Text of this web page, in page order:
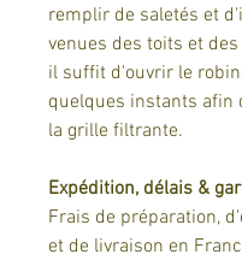
remplir de saletés et
venues des toits et
il suffit d'ouvrir le
quelques instants afin
la grille filtrante.
Expédition, délais &
Frais de préparation,
et de livraison en